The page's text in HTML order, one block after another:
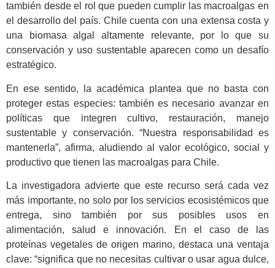
también desde el rol que pueden cumplir las macroalgas en
el desarrollo del país. Chile cuenta con una extensa costa y
una biomasa algal altamente relevante, por lo que su
conservación y uso sustentable aparecen como un desafío
estratégico.
En ese sentido, la académica plantea que no basta con
proteger estas especies: también es necesario avanzar en
políticas que integren cultivo, restauración, manejo
sustentable y conservación. “Nuestra responsabilidad es
mantenerla”, afirma, aludiendo al valor ecológico, social y
productivo que tienen las macroalgas para Chile.
La investigadora advierte que este recurso será cada vez
más importante, no solo por los servicios ecosistémicos que
entrega, sino también por sus posibles usos en
alimentación, salud e innovación. En el caso de las
proteínas vegetales de origen marino, destaca una ventaja
clave: “significa que no necesitas cultivar o usar agua dulce,